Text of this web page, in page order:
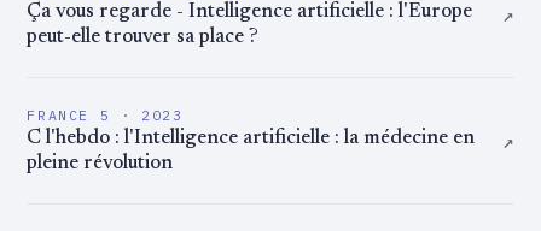
Ça vous regarde - Intelligence artificielle : l'Europe
peut-elle trouver sa place ?
↗
FRANCE 5 · 2023
C l'hebdo : l'Intelligence artificielle : la médecine en
pleine révolution
↗